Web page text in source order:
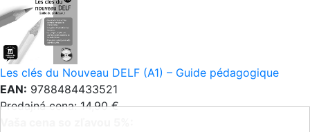
Les clés du Nouveau DELF (A1) – Guide pédagogique
EAN: 9788484433521
Predajná cena: 14,90 €